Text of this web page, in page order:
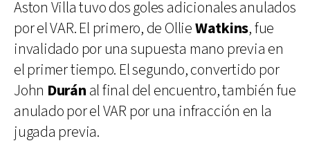
Aston Villa tuvo dos goles adicionales anulados
por el VAR. El primero, de OllieWatkins, fue
invalidado por una supuesta mano previa en
el primer tiempo. El segundo, convertido por
John Durán al final del encuentro, también fue
anulado por el VAR por una infracción en la
jugada previa.